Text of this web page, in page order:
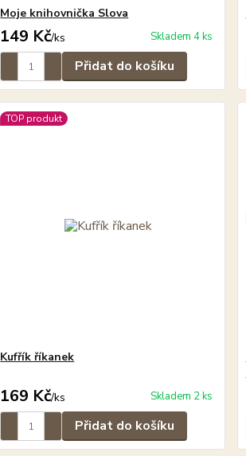
Moje knihovnička Slova
149 Kč/ks Skladem 4 ks
Přidat do košíku
TOP produkt
Kufřík říkanek
169 Kč/ks Skladem 2 ks
Přidat do košíku